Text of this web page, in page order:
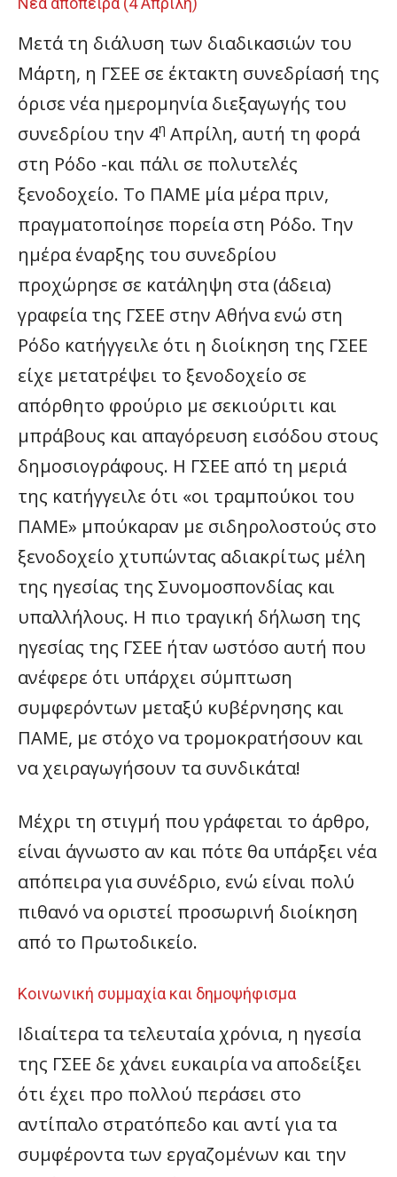
Μετά τη διάλυση των διαδικασιών του
Μάρτη, η ΓΣΕΕ σε έκτακτη συνεδρίασή της
όρισε νέα ημερομηνία διεξαγωγής του
συνεδρίου την 4η Απρίλη, αυτή τη φορά
στη Ρόδο -και πάλι σε πολυτελές
ξενοδοχείο. Το ΠΑΜΕ μία μέρα πριν,
πραγματοποίησε πορεία στη Ρόδο. Την
ημέρα έναρξης του συνεδρίου
προχώρησε σε κατάληψη στα (άδεια)
γραφεία της ΓΣΕΕ στην Αθήνα ενώ στη
Ρόδο κατήγγειλε ότι η διοίκηση της ΓΣΕΕ
είχε μετατρέψει το ξενοδοχείο σε
απόρθητο φρούριο με σεκιούριτι και
μπράβους και απαγόρευση εισόδου στους
δημοσιογράφους. Η ΓΣΕΕ από τη μεριά
της κατήγγειλε ότι «οι τραμπούκοι του
ΠΑΜΕ» μπούκαραν με σιδηρολοστούς στο
ξενοδοχείο χτυπώντας αδιακρίτως μέλη
της ηγεσίας της Συνομοσπονδίας και
υπαλλήλους. Η πιο τραγική δήλωση της
ηγεσίας της ΓΣΕΕ ήταν ωστόσο αυτή που
ανέφερε ότι υπάρχει σύμπτωση
συμφερόντων μεταξύ κυβέρνησης και
ΠΑΜΕ, με στόχο να τρομοκρατήσουν και
να χειραγωγήσουν τα συνδικάτα!
Μέχρι τη στιγμή που γράφεται το άρθρο,
είναι άγνωστο αν και πότε θα υπάρξει νέα
απόπειρα για συνέδριο, ενώ είναι πολύ
πιθανό να οριστεί προσωρινή διοίκηση
από το Πρωτοδικείο.
Κοινωνική συμμαχία και δημοψήφισμα
Ιδιαίτερα τα τελευταία χρόνια, η ηγεσία
της ΓΣΕΕ δε χάνει ευκαιρία να αποδείξει
ότι έχει προ πολλού περάσει στο
αντίπαλο στρατόπεδο και αντί για τα
συμφέροντα των εργαζομένων και την